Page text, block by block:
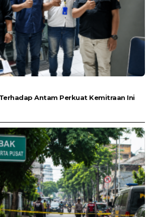
Antam Perkuat Kemitraan Ini